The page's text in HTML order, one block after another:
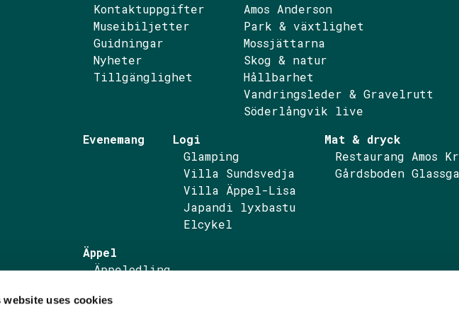
website uses cookies
på Facebook
på Instagram
Kontaktuppgifter
Museibiljetter
Guidningar
Nyheter
Tillgänglighet
Amos Anderson
Park & växtlighet
Mossjättarna
Skog & natur
Hållbarhet
Vandringsleder & Gravelrutt
Söderlångvik live
Evenemang
Logi
Glamping
Villa Sundsvedja
Villa Äppel-Lisa
Japandi lyxbastu
Elcykel
Mat & dryck
Restaurang Amos
Gårdsboden
Äppel
Äppelodling
Faktureringsuppgifter